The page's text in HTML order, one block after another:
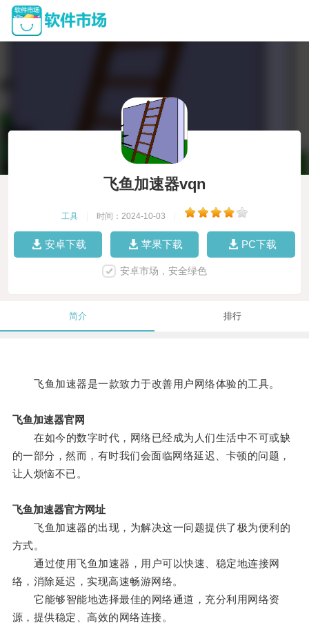
飞鱼加速器vqn
工具 时间：2024-10-03
安卓下载 苹果下载 PC下载
安卓市场，安全绿色
简介 排行
飞鱼加速器是一款致力于改善用户网络体验的工具。
飞鱼加速器官网
在如今的数字时代，网络已经成为人们生活中不可或缺
的一部分，然而，有时我们会面临网络延迟、卡顿的问题，
让人烦恼不已。
飞鱼加速器官方网址
飞鱼加速器的出现，为解决这一问题提供了极为便利的
方式。
通过使用飞鱼加速器，用户可以快速、稳定地连接网
络，消除延迟，实现高速畅游网络。
它能够智能地选择最佳的网络通道，充分利用网络资
源，提供稳定、高效的网络连接。